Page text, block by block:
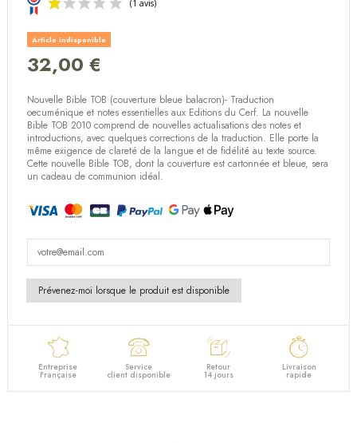
(1 avis)
Article indisponible
32,00 €
Nouvelle Bible TOB (couverture bleue balacron)- Traduction
oecuménique et notes essentielles aux Editions du Cerf. La nouvelle
Bible TOB 2010 comprend de nouvelles actualisations des notes et
introductions, avec quelques corrections de la traduction. Elle porte la
même exigence de clareté de la langue et de fidélité au texte source.
Cette nouvelle Bible TOB, dont la couverture est cartonnée et bleue, sera
un cadeau de communion idéal.
Entreprise
Française
Service
client disponible
Retour
14 jours
Livraison
rapide